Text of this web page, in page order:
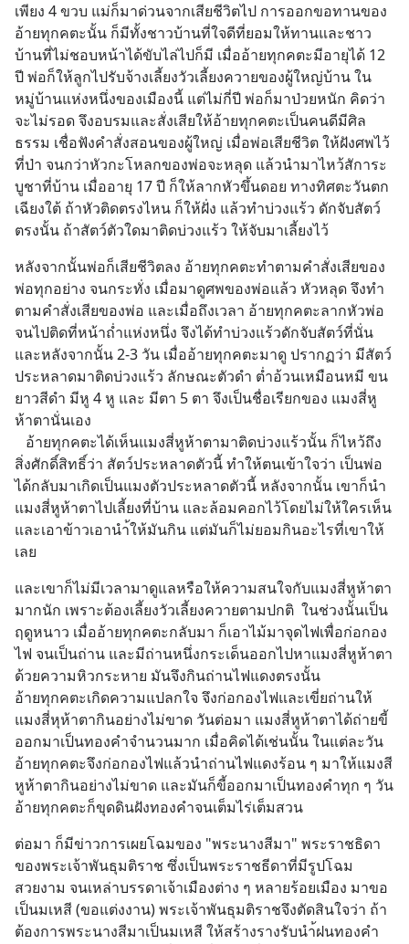
เพียง 4 ขวบ แม่ก็มาด่วนจากเสียชีวิตไป การออกขอทานของ
อ้ายทุกคตะนั้น ก็มีทั้งชาวบ้านที่ใจดีที่ยอมให้ทานและชาว
บ้านที่ไม่ชอบหน้าได้ขับไล่ไปก็มี เมื่ออ้ายทุกคตะมีอายุได้ 12
ปี พ่อก็ให้ลูกไปรับจ้างเลี้ยงวัวเลี้ยงควายของผู้ใหญ่บ้าน ใน
หมู่บ้านแห่งหนึ่งของเมืองนี้ แต่ไม่กี่ปี พ่อก็มาป่วยหนัก คิดว่า
จะไม่รอด จึงอบรมและสั่งเสียให้อ้ายทุกคตะเป็นคนดีมีศิล
ธรรม เชื่อฟังคำสั่งสอนของผู้ใหญ่ เมื่อพ่อเสียชีวิต ให้ฝังศพไว้
ที่ป่า จนกว่าหัวกะโหลกของพ่อจะหลุด แล้วนำมาไหว้สัการะ
บูชาที่บ้าน เมื่ออายุ 17 ปี ก็ให้ลากหัวขึ้นดอย ทางทิศตะวันตก
เฉียงใต้ ถ้าหัวติดตรงไหน ก็ให้ฝั่ง แล้วทำบ่วงแร้ว ดักจับสัตว์
ตรงนั้น ถ้าสัตว์ตัวใดมาติดบ่วงแร้ว ให้จับมาเลี้ยงไว้
หลังจากนั้นพ่อก็เสียชีวิตลง อ้ายทุกคตะทำตามคำสั่งเสียของ
พ่อทุกอย่าง จนกระทั่ง เมื่อมาดูศพของพ่อแล้ว หัวหลุด จึงทำ
ตามคำสั่งเสียของพ่อ และเมื่อถึงเวลา อ้ายทุกคตะลากหัวพ่อ
จนไปติดที่หน้าถ่ำแห่งหนึ่ง จึงได้ทำบ่วงแร้วดักจับสัตว์ที่นั่น
และหลังจากนั้น 2-3 วัน เมื่ออ้ายทุกคตะมาดู ปรากฏว่า มีสัตว์
ประหลาดมาติดบ่วงแร้ว ลักษณะตัวดำ ต่ำอ้วนเหมือนหมี ขน
ยาวสีดำ มีหู 4 หู และ มีตา 5 ตา จึงเป็นชื่อเรียกของ แมงสี่หู
ห้าตานั่นเอง
สิ่งศักดิ์สิทธิ์ว่า สัตว์ประหลาดตัวนี้ ทำให้ตนเข้าใจว่า เป็นพ่อ
ได้กลับมาเกิดเป็นแมงตัวประหลาดตัวนี้ หลังจากนั้น เขาก็นำ
แมงสี่หูห้าตาไปเลี้ยงที่บ้าน และล้อมคอกไว้โดยไม่ให้ใครเห็น
และเอาข้าวเอานำ้ให้มันกิน แต่มันก็ไม่ยอมกินอะไรที่เขาให้
เลย
และเขาก็ไม่มีเวลามาดูแลหรือให้ความสนใจกับแมงสี่หูห้าตา
มากนัก เพราะต้องเลี้ยงวัวเลี้ยงควายตามปกติ  ในช่วงนั้นเป็น
ฤดูหนาว เมื่ออ้ายทุกคตะกลับมา ก็เอาไม้มาจุดไฟเพื่อก่อกอง
ไฟ จนเป็นถ่าน และมีถ่านหนึ่งกระเด็นออกไปหาแมงสี่หูห้าตา
ด้วยความหิวกระหาย มันจึงกินถ่านไฟแดงตรงนั้น
อ้ายทุกคตะเกิดความแปลกใจ จึงก่อกองไฟและเขี่ยถ่านให้
แมงสี่หุห้าตากินอย่างไม่ขาด วันต่อมา แมงสี่หูห้าตาได้ถ่ายขี้
ออกมาเป็นทองคำจำนวนมาก เมื่อคิดได้เช่นนั้น ในแต่ละวัน
อ้ายทุกคตะจึงก่อกองไฟแล้วนำถ่านไฟแดงร้อน ๆ มาให้แมงสี
หูห้าตากินอย่างไม่ขาด และมันก็ขี้ออกมาเป็นทองคำทุก ๆ วัน
อ้ายทุกคตะก็ขุดดินฝังทองคำจนเต็มไร่เต็มสวน
ต่อมา ก็มีข่าวการเผยโฉมของ "พระนางสีมา" พระราชธิดา
ของพระเจ้าพันธุมติราช ซึ่งเป็นพระราชธีดาที่มีรูปโฉม
สวยงาม จนเหล่าบรรดาเจ้าเมืองต่าง ๆ หลายร้อยเมือง มาขอ
เป็นมเหสี (ขอแต่งงาน) พระเจ้าพันธุมติราชจึงตัดสินใจว่า ถ้า
ต้องการพระนางสีมาเป็นมเหสี ให้สร้างรางรับนำ้ฝนทองคำ